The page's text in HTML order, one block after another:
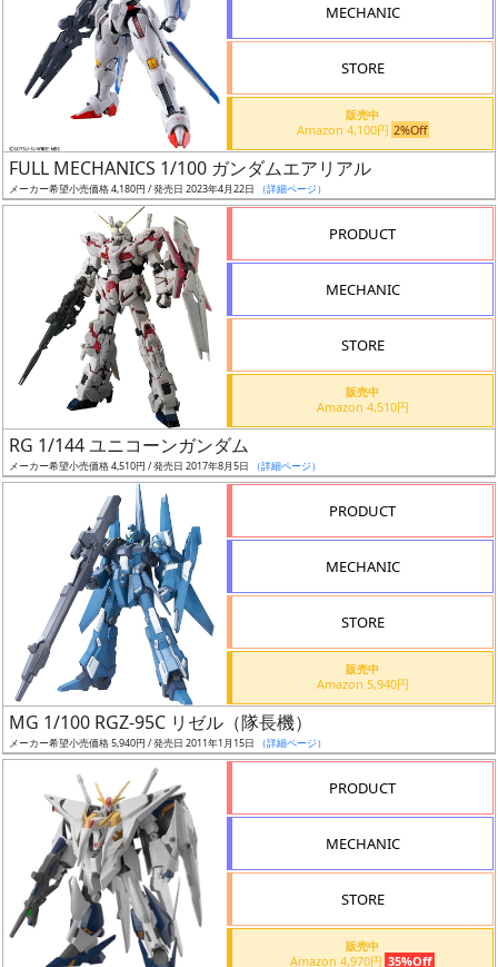
リ
ー
ズ・
況
売
前
抽
選
活
MECHANIC
STORE
販売中
Amazon 4,100円 2%Off
FULL MECHANICS 1/100 ガンダムエアリアル
メーカー希望小売価格 4,180円 / 発売日 2023年4月22日 （詳細ページ）
PRODUCT
MECHANIC
STORE
販売中
Amazon 4,510円
RG 1/144 ユニコーンガンダム
メーカー希望小売価格 4,510円 / 発売日 2017年8月5日 （詳細ページ）
PRODUCT
MECHANIC
STORE
販売中
Amazon 5,940円
MG 1/100 RGZ-95C リゼル（隊長機）
メーカー希望小売価格 5,940円 / 発売日 2011年1月15日 （詳細ページ）
PRODUCT
MECHANIC
STORE
販売中
Amazon 4,970円 35%Off